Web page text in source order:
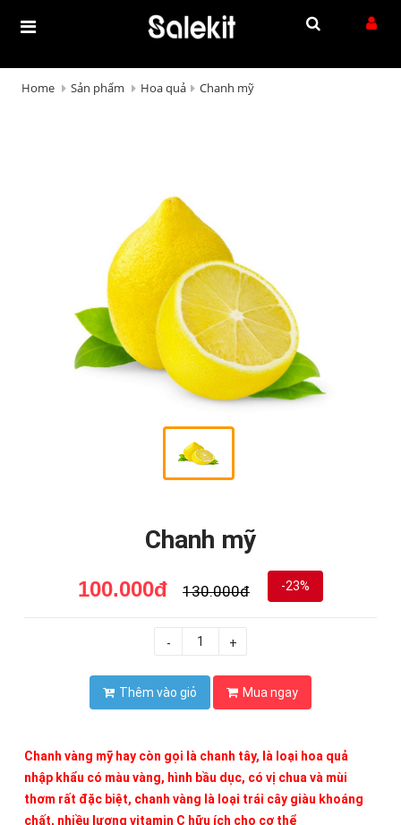
Home Sản phẩm Hoa quả Chanh mỹ
Chanh mỹ
100.000đ 130.000đ -23%
- +
Thêm vào giỏ Mua ngay
Chanh vàng mỹ hay còn gọi là chanh tây, là loại hoa quả
nhập khẩu có màu vàng, hình bầu dục, có vị chua và mùi
thơm rất đặc biệt, chanh vàng là loại trái cây giàu khoáng
chất, nhiều lượng vitamin C hữu ích cho cơ thể